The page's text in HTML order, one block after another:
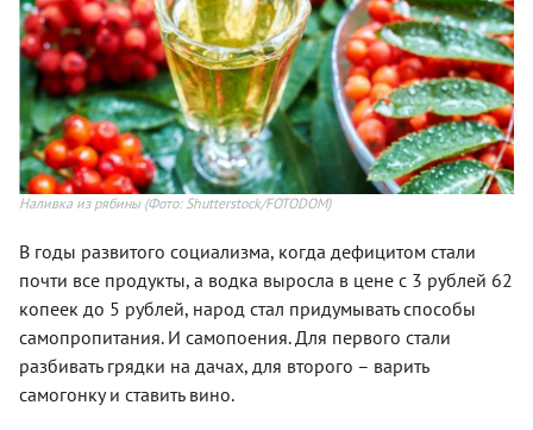
Наливка из рябины(Фото: Shutterstock/FOTODOM)
В годы развитого социализма, когда дефицитом стали
почти все продукты, а водка выросла в цене с 3 рублей 62
копеек до 5 рублей, народ стал придумывать способы
самопропитания. И самопоения. Для первого стали
разбивать грядки на дачах, для второго – варить
самогонку и ставить вино.